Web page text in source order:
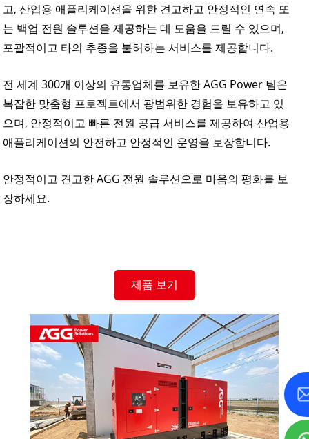
고, 산업용 애플리케이션을 위한 견고하고 안정적인 연속 또
는 백업 전원 솔루션을 제공하는 데 도움을 드릴 수 있으며,
포괄적이고 타의 추종을 불허하는 서비스를 제공합니다.
전 세계 300개 이상의 유통업체를 보유한 AGG Power 팀은
복잡한 맞춤형 프로젝트에서 광범위한 경험을 보유하고 있
으며, 안정적이고 빠른 전원 공급 서비스를 제공하여 산업용
애플리케이션의 안전하고 안정적인 운영을 보장합니다.
안정적이고 견고한 AGG 전원 솔루션으로 마음의 평화를 보
장하세요.
제품 보기